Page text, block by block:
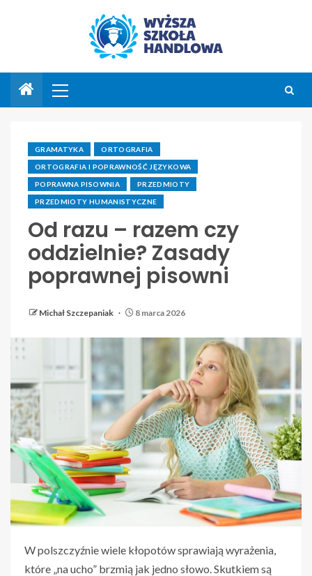
GRAMATYKA ORTOGRAFIA
ORTOGRAFIA I POPRAWNOŚĆ JĘZYKOWA
POPRAWNA PISOWNIA PRZEDMIOTY
PRZEDMIOTY HUMANISTYCZNE
Od razu – razem czy
oddzielnie? Zasady
poprawnej pisowni
Michał Szczepaniak 8 marca 2026
W polszczyźnie wiele kłopotów sprawiają wyrażenia,
które „na ucho” brzmią jak jedno słowo. Skutkiem są